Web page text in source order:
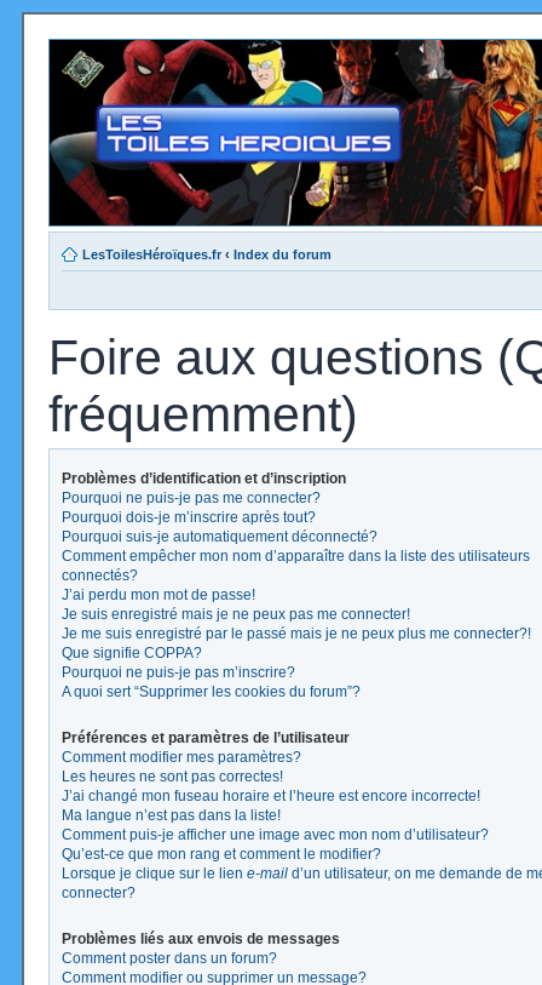
LesToilesHéroïques.fr ‹ Index du forum
Foire aux questions
fréquemment)
Problèmes d’identification et d’inscription
Pourquoi ne puis-je pas me connecter?
Pourquoi dois-je m’inscrire après tout?
Pourquoi suis-je automatiquement déconnecté?
Comment empêcher mon nom d’apparaître dans la liste des utilisateurs
connectés?
J’ai perdu mon mot de passe!
Je suis enregistré mais je ne peux pas me connecter!
Je me suis enregistré par le passé mais je ne peux plus me connecter?!
Que signifie COPPA?
Pourquoi ne puis-je pas m’inscrire?
A quoi sert “Supprimer les cookies du forum”?
Préférences et paramètres de l’utilisateur
Comment modifier mes paramètres?
Les heures ne sont pas correctes!
J’ai changé mon fuseau horaire et l’heure est encore incorrecte!
Ma langue n’est pas dans la liste!
Comment puis-je afficher une image avec mon nom d’utilisateur?
Qu’est-ce que mon rang et comment le modifier?
Lorsque je clique sur le lien e-mail d’un utilisateur, on me demande de
connecter?
Problèmes liés aux envois de messages
Comment poster dans un forum?
Comment modifier ou supprimer un message?